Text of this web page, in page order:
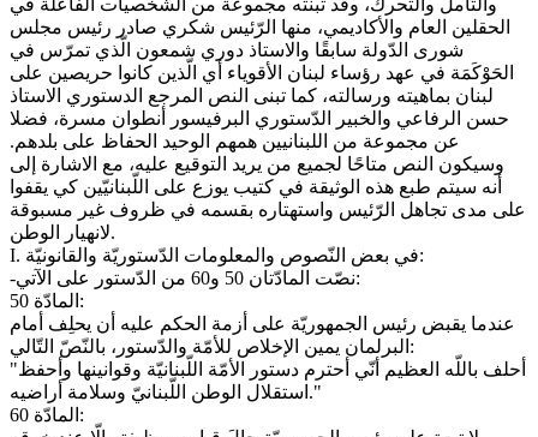
الحقلين العام والأكاديمي، منها الرّئيس شكري صادر رئيس مجلس
شورى الدّولة سابقًا والاستاذ دوري شمعون الّذي تمرّس في
الحَوْكَمَة في عهد رؤساء لبنان الأقوياء أي الّذين كانوا حريصين على
لبنان بماهيته ورسالته، كما تبنى النص المرجع الدستوري الاستاذ
حسن الرفاعي والخبير الدّستوري البرفيسور أنطوان مسرة، فضلا
عن مجموعة من اللبنانيين همهم الوحيد الحفاظ على بلدهم.
وسيكون النص متاحًا لجميع من يريد التوقيع عليه، مع الاشارة إلى
أنه سيتم طبع هذه الوثيقة في كتيب يوزع على اللّبنانيّين كي يقفوا
على مدى تجاهل الرّئيس واستهتاره بقسمه في ظروف غير مسبوقة
لانهيار الوطن.
I. في بعض النّصوص والمعلومات الدّستوريّة والقانونيّة:
-نصّت المادّتان 50 و60 من الدّستور على الآتي:
المادّة 50:
عندما يقبض رئيس الجمهوريّة على أزمة الحكم عليه أن يحلِف أمام
البرلمان يمين الإخلاص للأمّة والدّستور، بالنّصّ التّالي:
"أحلف باللّه العظيم أنّي أحترم دستور الأمّة اللّبنانيّة وقوانينها وأحفظ
استقلال الوطن اللّبنانيّ وسلامة أراضيه."
المادّة 60: